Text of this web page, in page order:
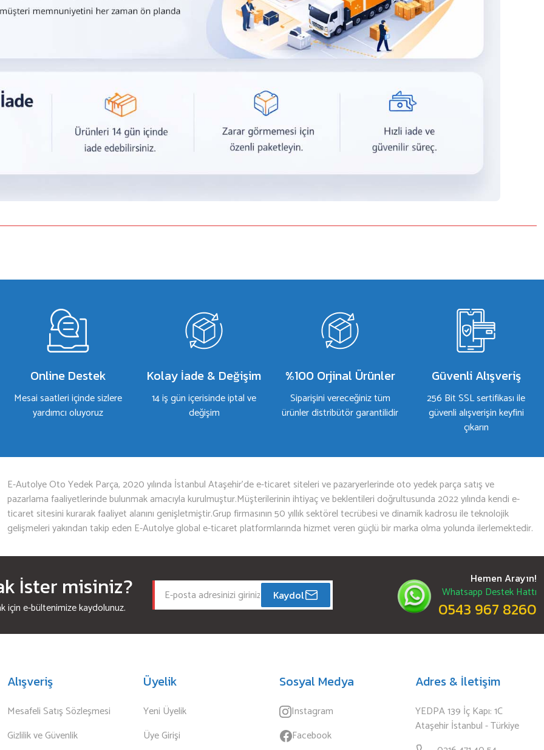
Bu ürüne ilk yorumu siz yapın!
Online Destek
Mesai saatleri içinde sizlere
yardımcı oluyoruz
Kolay İade & Değişim
14 iş gün içerisinde iptal ve
değişim
%100 Orjinal Ürünler
Siparişini vereceğiniz tüm
ürünler distribütör garantilidir
Güvenli Alışveriş
256 Bit SSL sertifikası ile
güvenli alışverişin keyfini
çıkarın
E-Autolye Oto Yedek Parça, 2020 yılında İstanbul Ataşehir’de e-ticaret siteleri ve pazaryerlerinde oto yedek parça satış ve
pazarlama faaliyetlerinde bulunmak amacıyla kurulmuştur.Müşterilerinin ihtiyaç ve beklentileri doğrultusunda 2022 yılında kendi e-
ticaret sitesini kurarak faaliyet alanını genişletmiştir.Grup firmasının 50 yıllık sektörel tecrübesi ve dinamik kadrosu ile teknolojik
gelişmeleri yakından takip eden E-Autolye global e-ticaret platformlarında hizmet veren güçlü bir marka olma yolunda ilerlemektedir.
İster misiniz?
için e-bültenimize kaydolunuz.
Kaydol
Hemen Arayın!
Whatsapp Destek Hattı
0543 967 8260
Alışveriş
Mesafeli Satış Sözleşmesi
Gizlilik ve Güvenlik
Üyelik
Yeni Üyelik
Üye Girişi
Sosyal Medya
Instagram
Facebook
Adres & İletişim
YEDPA 139 İç Kapı: 1C
Ataşehir İstanbul - Türkiye